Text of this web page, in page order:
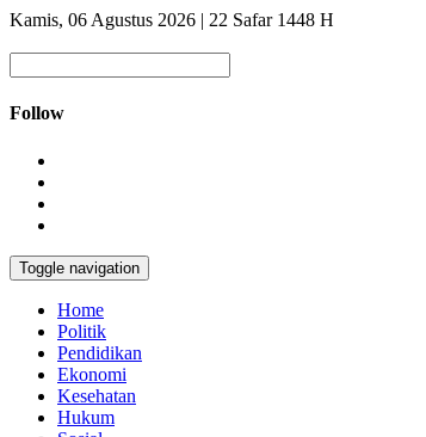
Kamis, 06 Agustus 2026 | 22 Safar 1448 H
Follow
Toggle navigation
Home
Politik
Pendidikan
Ekonomi
Kesehatan
Hukum